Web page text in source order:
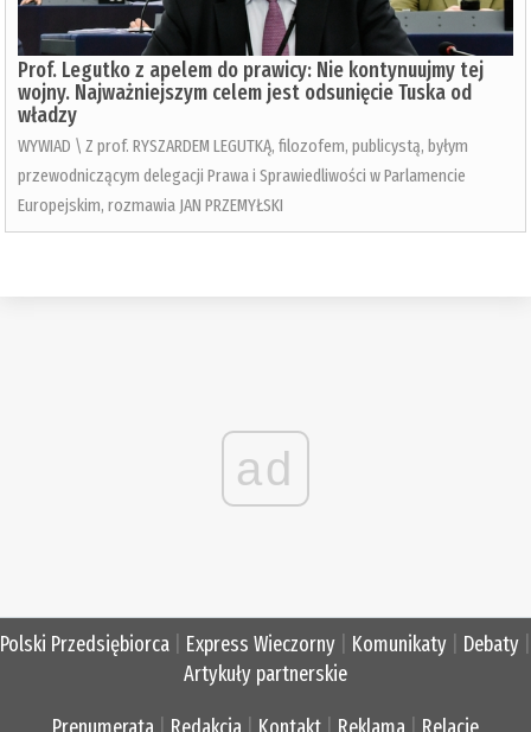
Prof. Legutko z apelem do prawicy: Nie kontynuujmy tej
wojny. Najważniejszym celem jest odsunięcie Tuska od
władzy
WYWIAD \ Z prof. RYSZARDEM LEGUTKĄ, filozofem, publicystą, byłym
przewodniczącym delegacji Prawa i Sprawiedliwości w Parlamencie
Europejskim, rozmawia JAN PRZEMYŁSKI
ad
Polski Przedsiębiorca Express Wieczorny Komunikaty Debaty
Artykuły partnerskie